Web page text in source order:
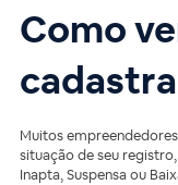
Como
Muitos
situação de seu
Inapta, Suspensa ou